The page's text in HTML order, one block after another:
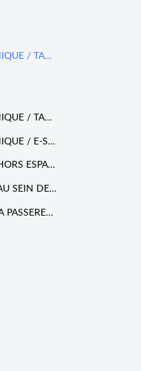
LA SIGNATURE ELECTRONIQUE / TAMPON (Salarié)
LA SIGNATURE ELECTRONIQUE / TAMPON (Client)
LA SIGNATURE ELECTRONIQUE / E-SIGNATURE SANS CREATION D’UN ESPACE LEGALYSPACE (Client)
SIGNER UN DOCUMENT HORS ESPACE LEGALYSPACE (Salarié & Client)
SIGNER UN DOCUMENT AU SEIN DE SON ESPACE LEGAL / MULTISIGNATURE / REFUS DE SIGNATURE (Salarié & Client)
FONCTIONNEMENT DE LA PASSERELLE (PROFESSIONNEL)